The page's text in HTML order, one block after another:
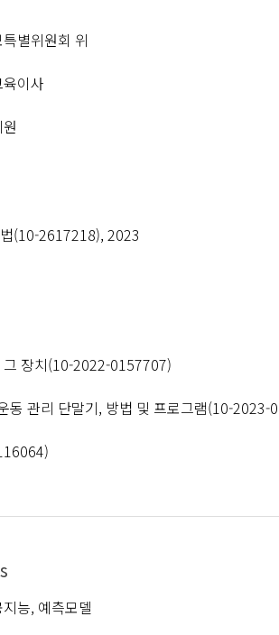
별위원회 위
이사
(10-2617218), 2023
그 장치(10-2022-0157707)
동 관리 단말기, 방법 및 프로그램(10-2023-
능, 예측모델